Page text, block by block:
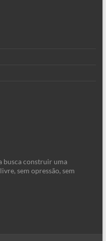
busca construir uma
sem opressão, sem